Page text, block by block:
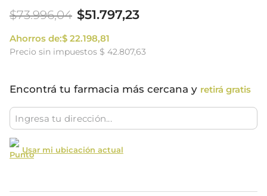
$73.996,04 $51.797,23
Ahorros de:$ 22.198,81
Precio sin impuestos $ 42.807,63
Encontrá tu farmacia más cercana y retirá gratis
Usar mi ubicación actual